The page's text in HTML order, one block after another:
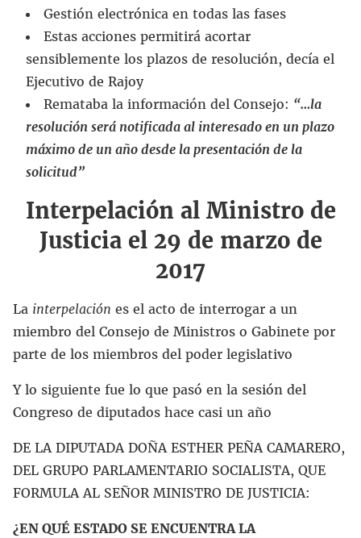
Gestión electrónica en todas las fases
Estas acciones permitirá acortar
sensiblemente los plazos de resolución, decía el
Ejecutivo de Rajoy
Remataba la información del Consejo: “…la
resolución será notificada al interesado en un plazo
máximo de un año desde la presentación de la
solicitud”
Interpelación al Ministro de
Justicia el 29 de marzo de
2017
La interpelación es el acto de interrogar a un
miembro del Consejo de Ministros o Gabinete por
parte de los miembros del poder legislativo
Y lo siguiente fue lo que pasó en la sesión del
Congreso de diputados hace casi un año
DE LA DIPUTADA DOÑA ESTHER PEÑA CAMARERO,
DEL GRUPO PARLAMENTARIO SOCIALISTA, QUE
FORMULA AL SEÑOR MINISTRO DE JUSTICIA:
¿EN QUÉ ESTADO SE ENCUENTRA LA